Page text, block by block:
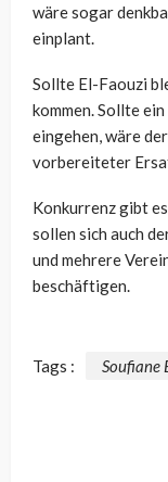
wäre sogar
einplant.
Sollte El-Faouzi
kommen. Sollte
eingehen, wäre
vorbereiteter
Konkurrenz gibt
sollen sich auch
und mehrere
beschäftigen.
Tags : Soufiane